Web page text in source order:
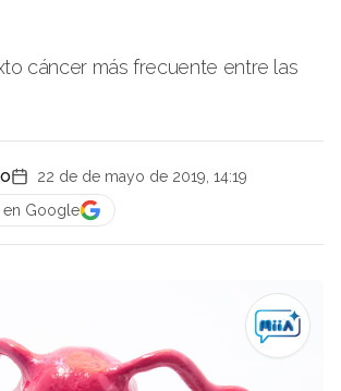
cáncer más frecuente entre las
22 de de mayo de 2019, 14:19
en Google